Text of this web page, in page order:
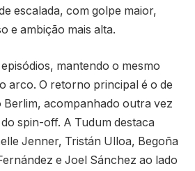
escalada, com golpe maior,
e ambição mais alta.
mantendo o mesmo
arco. O retorno principal é o de
acompanhado outra vez
spin-off. A Tudum destaca
Jenner, Tristán Ulloa, Begoña
e Joel Sánchez ao lado